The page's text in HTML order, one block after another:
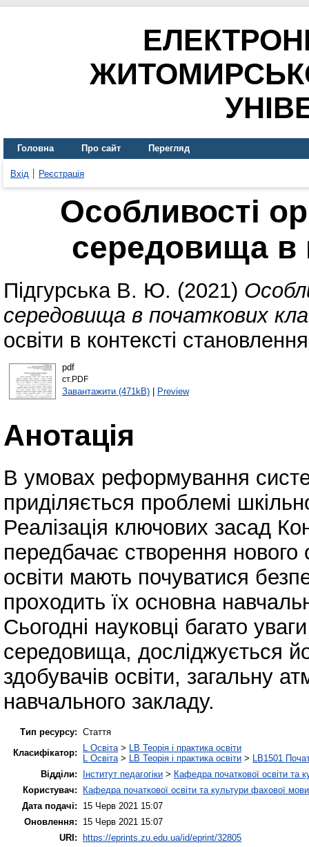
Головна Про сайт Перегляд
Вхід Реєстрація
Особливості
середовища в
Підгурська В. Ю. (2021)
середовища в початкових
освіти в контексті
pdf
ст.PDF
Завантажити (471kB)| Preview
Анотація
В умовах реформування
приділяється проблемі
Реалізація ключових засад
передбачає створення нового
освіти мають почуватися
проходить їх основна
Сьогодні науковці багато
середовища, досліджується
здобувачів освіти, загальну
навчального закладу.
Тип ресурсу: Стаття
Класифікатор:
L Освіта > LB Теорія і практика освіти
L Освіта > LB Теорія і практика освіти > LB1501
Відділи:
Інститут педагогіки > Кафедра початкової освіти та
Користувач:
Кафедра початкової освіти та культури фахової мови
Дата подачі:
15 Черв 2021 15:07
Оновлення:
15 Черв 2021 15:07
URI: https://eprints.zu.edu.ua/id/eprint/32805